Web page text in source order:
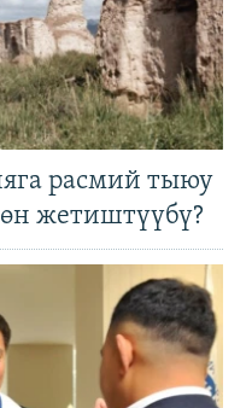
расмий тыюу
жетиштүүбү?